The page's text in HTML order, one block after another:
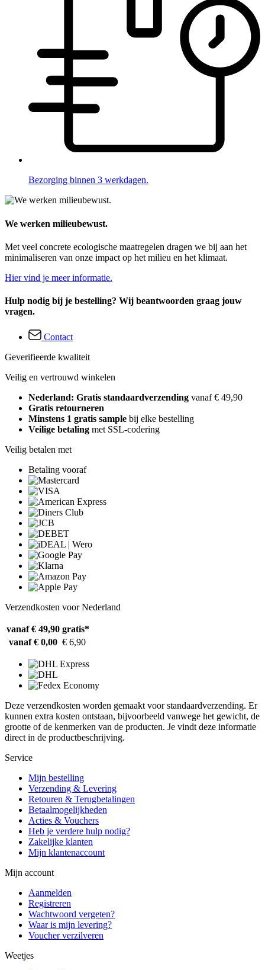
Bezorging binnen 3 werkdagen.
We werken milieubewust.
Met veel concrete ecologische maatregelen dragen we bij aan het
minimaliseren van onze impact op het milieu en het klimaat.
Hier vind je meer informatie.
Hulp nodig bij je bestelling? Wij beantwoorden graag jouw
vragen.
Contact
Geverifieerde kwaliteit
Veilig en vertrouwd winkelen
Nederland: Gratis standaardverzending vanaf € 49,90
Gratis retourneren
Minstens 1 gratis sample bij elke bestelling
Veilige betaling met SSL-codering
Veilig betalen met
Betaling vooraf
Verzendkosten voor Nederland
vanaf € 49,90 gratis*
vanaf € 0,00 € 6,90
Deze verzendkosten worden gemaakt voor standaardverzending. Er
kunnen extra kosten ontstaan, bijvoorbeeld vanwege het gewicht, de
grootte of de kenmerken van de producten. Je vindt deze informatie
direct in de productbeschrijving.
Service
Mijn bestelling
Verzending & Levering
Retouren & Terugbetalingen
Betaalmogelijkheden
Acties & Vouchers
Heb je verdere hulp nodig?
Zakelijke klanten
Mijn klantenaccount
Mijn account
Aanmelden
Registreren
Wachtwoord vergeten?
Waar is mijn levering?
Voucher verzilveren
Weetjes